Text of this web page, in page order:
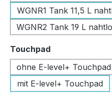
WGNR1 Tank 11,5 L
WGNR2 Tank 19 L
Touchpadauswählen
ohne E-level+ Touchpad
mit E-level+ Touchpad